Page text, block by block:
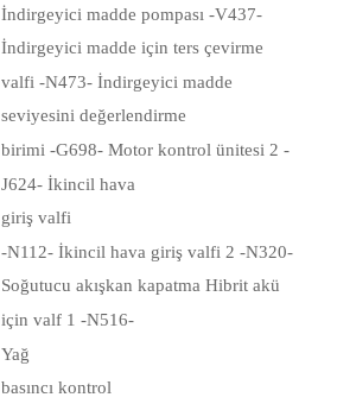
İndirgeyici madde pompası -V437-
İndirgeyici madde için ters çevirme
valfi -N473- İndirgeyici madde
seviyesini değerlendirme
birimi -G698- Motor kontrol ünitesi 2 -
J624- İkincil hava
giriş valfi
-N112- İkincil hava giriş valfi 2 -N320-
Soğutucu akışkan kapatma Hibrit akü
için valf 1 -N516-
Yağ
basıncı kontrol